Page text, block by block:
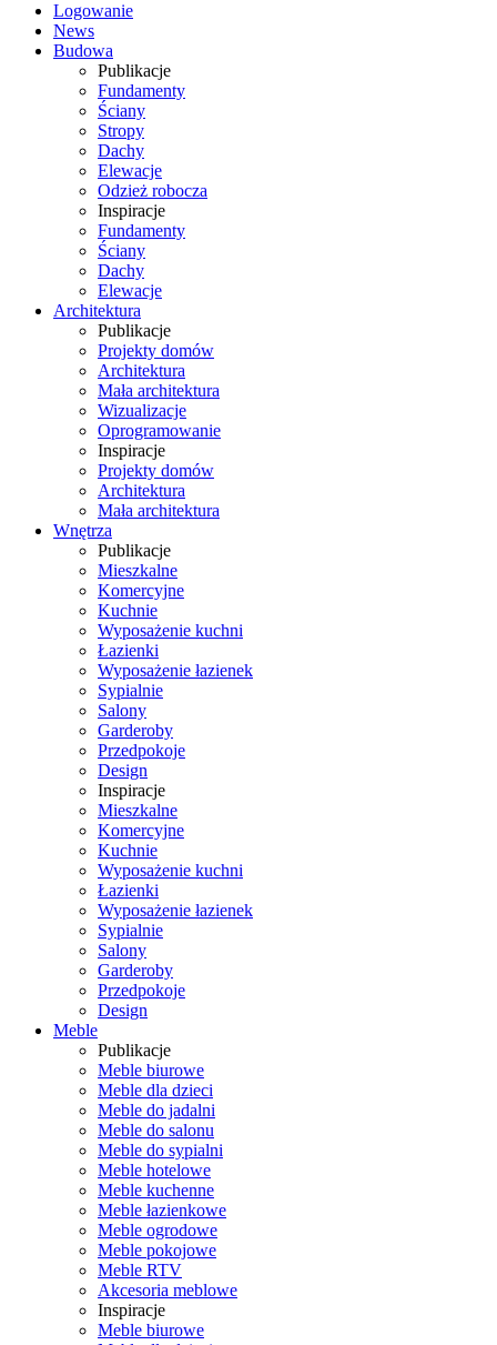
Logowanie
News
Budowa
Publikacje
Fundamenty
Ściany
Stropy
Dachy
Elewacje
Odzież robocza
Inspiracje
Fundamenty
Ściany
Dachy
Elewacje
Architektura
Publikacje
Projekty domów
Architektura
Mała architektura
Wizualizacje
Oprogramowanie
Inspiracje
Projekty domów
Architektura
Mała architektura
Wnętrza
Publikacje
Mieszkalne
Komercyjne
Kuchnie
Wyposażenie kuchni
Łazienki
Wyposażenie łazienek
Sypialnie
Salony
Garderoby
Przedpokoje
Design
Inspiracje
Mieszkalne
Komercyjne
Kuchnie
Wyposażenie kuchni
Łazienki
Wyposażenie łazienek
Sypialnie
Salony
Garderoby
Przedpokoje
Design
Meble
Publikacje
Meble biurowe
Meble dla dzieci
Meble do jadalni
Meble do salonu
Meble do sypialni
Meble hotelowe
Meble kuchenne
Meble łazienkowe
Meble ogrodowe
Meble pokojowe
Meble RTV
Akcesoria meblowe
Inspiracje
Meble biurowe